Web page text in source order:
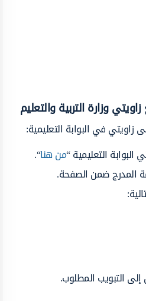
وزارة التربية والتعليم
في البوابة التعليمية:
التعليمية “من هنا“.
المدرج ضمن الصفحة.
التبويب المطلوب.